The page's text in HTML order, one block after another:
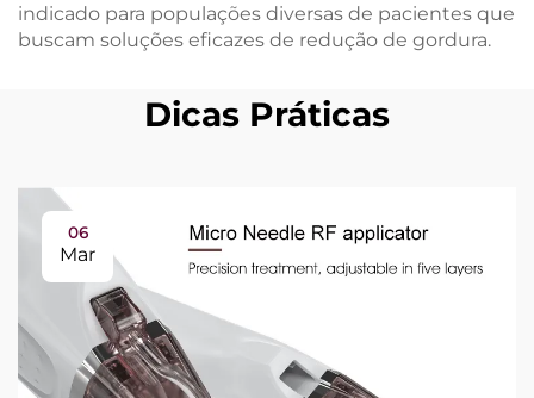
indicado para populações diversas de pacientes que
buscam soluções eficazes de redução de gordura.
Dicas Práticas
06
Mar